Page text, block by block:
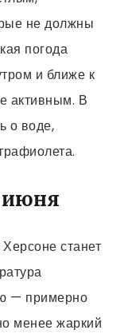
не должны
погода
и ближе к
активным. В
о воде,
июня
станет
— примерно
менее жаркий